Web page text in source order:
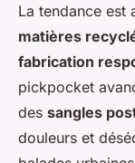
La tendance est
matières
fabrication
pickpocket
des sangles
douleurs et